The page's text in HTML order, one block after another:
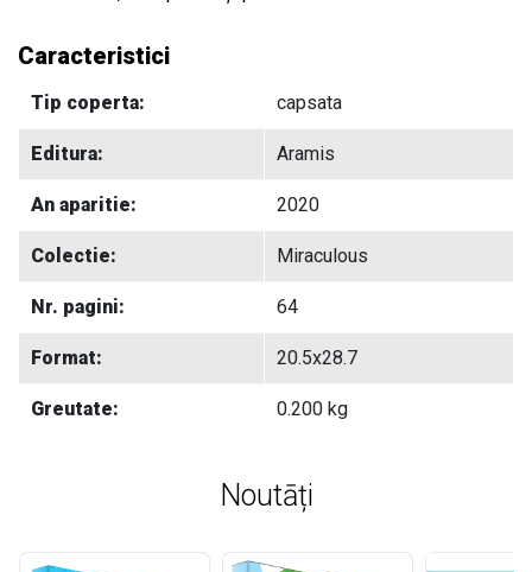
Caracteristici
Tip coperta: capsata
Editura: Aramis
An aparitie: 2020
Colectie: Miraculous
Nr. pagini: 64
Format: 20.5x28.7
Greutate: 0.200 kg
Noutāți